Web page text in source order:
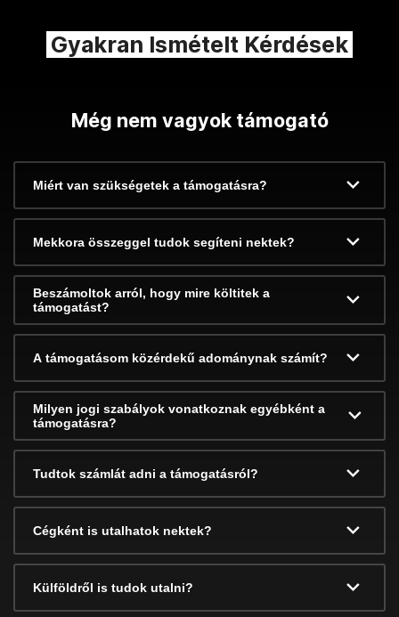
Gyakran Ismételt Kérdések
Még nem vagyok támogató
Miért van szükségetek a támogatásra?
Mekkora összeggel tudok segíteni nektek?
Beszámoltok arról, hogy mire költitek a
támogatást?
A támogatásom közérdekű adománynak számít?
Milyen jogi szabályok vonatkoznak egyébként a
támogatásra?
Tudtok számlát adni a támogatásról?
Cégként is utalhatok nektek?
Külföldről is tudok utalni?